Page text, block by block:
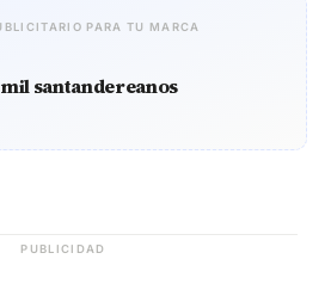
PARA TU MARCA
mil santandereanos
PUBLICIDAD